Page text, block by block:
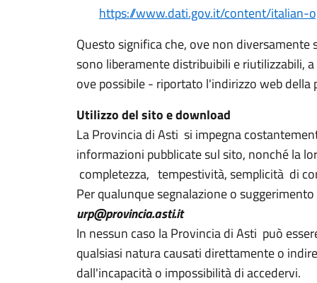
https://www.dati.gov.it/content/italian-
Questo significa che, ove non
sono liberamente distribuibili e riutilizzabili,
ove possibile - riportato l'indirizzo web della
Utilizzo del sito e download
La Provincia di Asti si impegna
informazioni pubblicate sul sito, nonché la
completezza, tempestività, semplicità di
Per qualunque segnalazione o
urp@provincia.asti.it
In nessun caso la Provincia di Asti può
qualsiasi natura causati direttamente o
dall'incapacità o impossibilità di accedervi.